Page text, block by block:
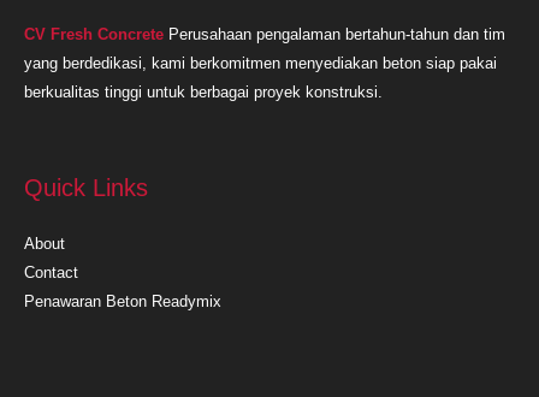
CV Fresh Concrete Perusahaan pengalaman bertahun-tahun dan tim
yang berdedikasi, kami berkomitmen menyediakan beton siap pakai
berkualitas tinggi untuk berbagai proyek konstruksi.
Quick Links
About
Contact
Penawaran Beton Readymix